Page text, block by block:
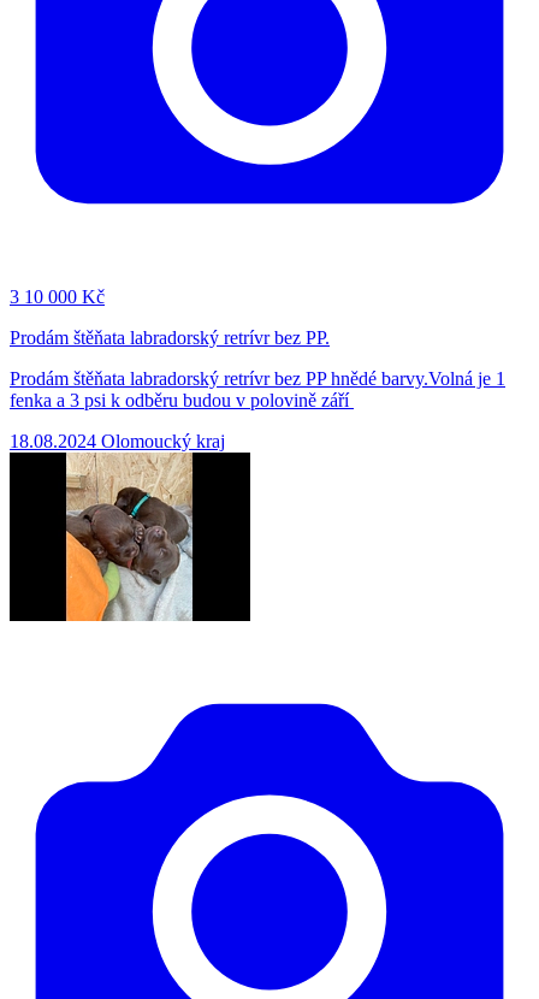
3 10 000 Kč
Prodám štěňata labradorský retrívr bez PP.
Prodám štěňata labradorský retrívr bez PP hnědé barvy.Volná je 1
fenka a 3 psi k odběru budou v polovině září
18.08.2024 Olomoucký kraj